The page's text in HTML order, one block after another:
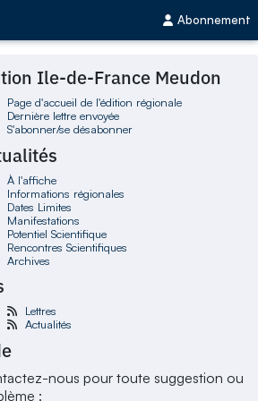
Abonnement
Ile-de-France Meudon
Page d'accueil de l'édition régionale
Dernière lettre envoyée
S'abonner/se désabonner
À l'affiche
Informations régionales
Dates Limites
Manifestations
Potentiel Scientifique
Rencontres Scientifiques
Archives
Lettres
Actualités
nous pour toute suggestion ou
: